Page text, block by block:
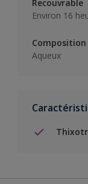
Recouvrable
Environ 16
Composition
Aqueux